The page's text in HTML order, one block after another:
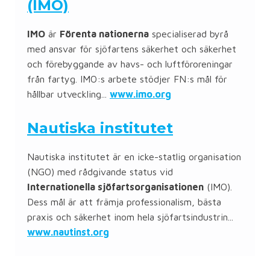
(IMO)
IMO är Förenta nationerna specialiserad byrå
med ansvar för sjöfartens säkerhet och säkerhet
och förebyggande av havs- och luftföroreningar
från fartyg. IMO:s arbete stödjer FN:s mål för
hållbar utveckling... www.imo.org
Nautiska institutet
Nautiska institutet är en icke-statlig organisation
(NGO) med rådgivande status vid
Internationella sjöfartsorganisationen (IMO).
Dess mål är att främja professionalism, bästa
praxis och säkerhet inom hela sjöfartsindustrin...
www.nautinst.org